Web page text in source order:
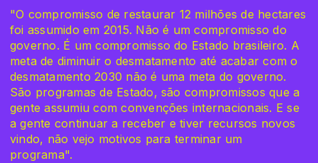
"O compromisso de restaurar 12 milhões de hectares
foi assumido em 2015. Não é um compromisso do
governo. É um compromisso do Estado brasileiro. A
meta de diminuir o desmatamento até acabar com o
desmatamento 2030 não é uma meta do governo.
São programas de Estado, são compromissos que a
gente assumiu com convenções internacionais. E se
a gente continuar a receber e tiver recursos novos
vindo, não vejo motivos para terminar um
programa".